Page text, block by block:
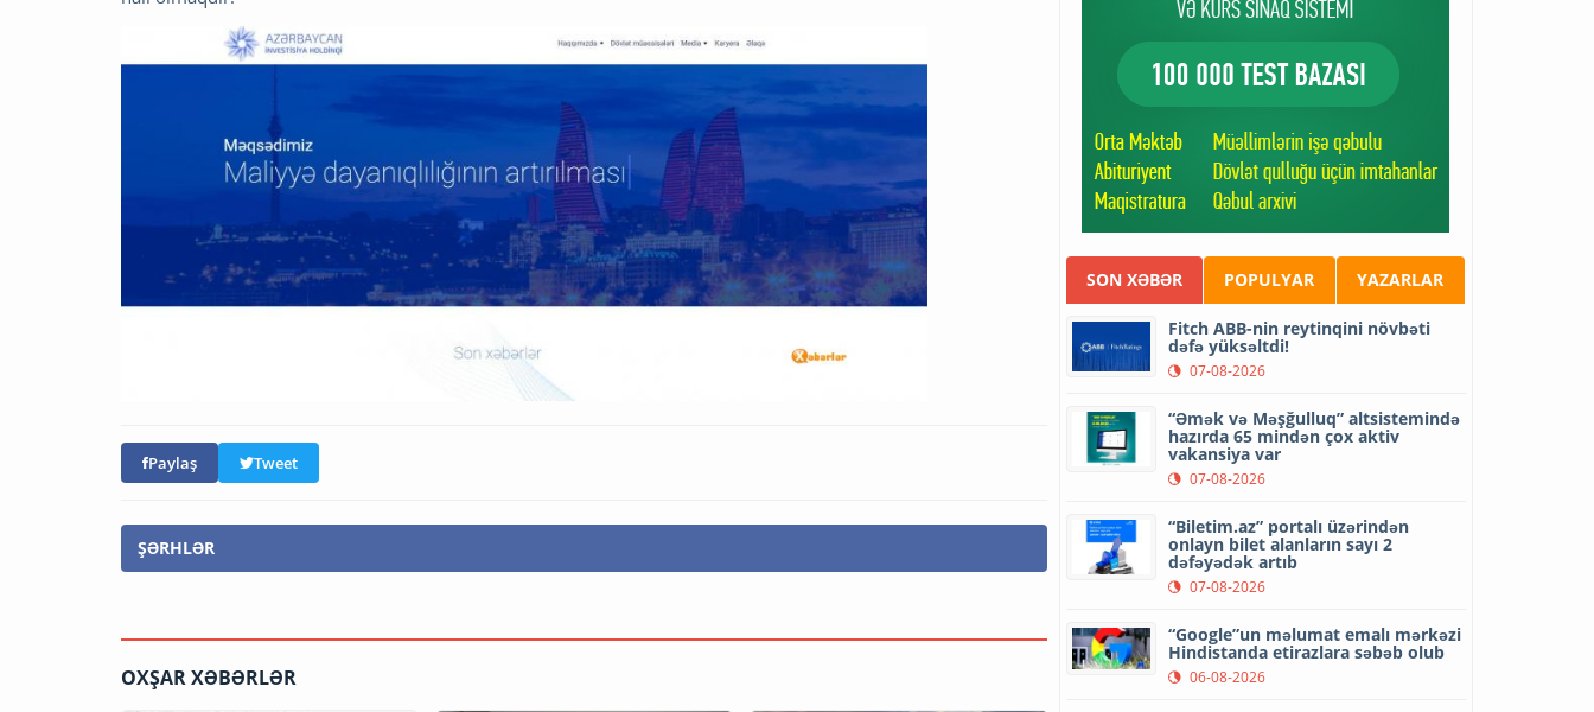
Paylaş Tweet
ŞƏRHLƏR
OXŞAR XƏBƏRLƏR
SON XƏBƏR POPULYAR YAZARLAR
Fitch ABB-nin reytinqini növbəti
dəfə yüksəltdi!
07-08-2026
“Əmək və Məşğulluq” altsistemində
hazırda 65 mindən çox aktiv
vakansiya var
07-08-2026
“Biletim.az” portalı üzərindən
onlayn bilet alanların sayı 2
dəfəyədək artıb
07-08-2026
“Google”un məlumat emalı mərkəzi
Hindistanda etirazlara səbəb olub
06-08-2026